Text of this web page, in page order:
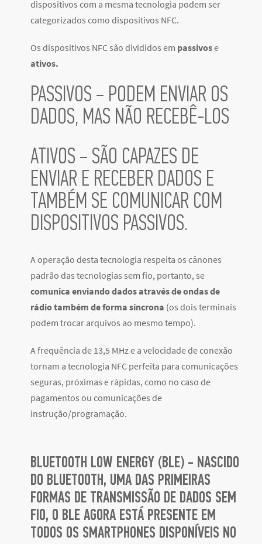
dispositivos com a mesma tecnologia podem ser
categorizados como dispositivos NFC.
Os dispositivos NFC são divididos em passivose
ativos.
PASSIVOS – PODEM ENVIAR OS
DADOS, MAS NÃO RECEBÊ-LOS
ATIVOS – SÃO CAPAZES DE
ENVIAR E RECEBER DADOS E
TAMBÉM SE COMUNICAR COM
DISPOSITIVOS PASSIVOS.
A operação desta tecnologia respeita os cânones
padrão das tecnologias sem fio, portanto, se
comunica enviando dados através de ondas de
rádio também de forma síncrona (os dois terminais
podem trocar arquivos ao mesmo tempo).
A frequência de 13,5 MHz e a velocidade de conexão
tornam a tecnologia NFC perfeita para comunicações
seguras, próximas e rápidas, como no caso de
pagamentos ou comunicações de
instrução/programação.
BLUETOOTH LOW ENERGY (BLE) - NASCIDO
DO BLUETOOTH, UMA DAS PRIMEIRAS
FORMAS DE TRANSMISSÃO DE DADOS SEM
FIO, O BLE AGORA ESTÁ PRESENTE EM
TODOS OS SMARTPHONES DISPONÍVEIS NO